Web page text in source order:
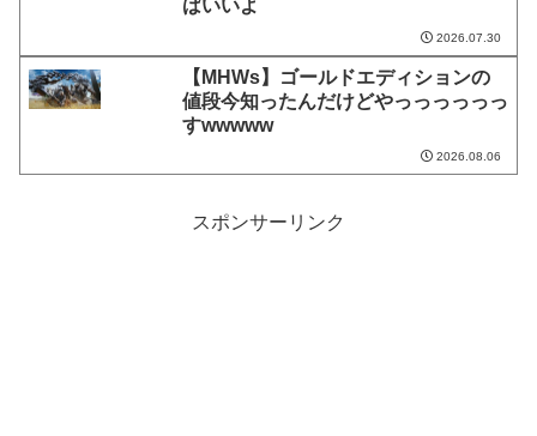
ばいいよ
2026.07.30
【MHWs】ゴールドエディションの
値段今知ったんだけどやっっっっっっ
すwwwww
2026.08.06
スポンサーリンク